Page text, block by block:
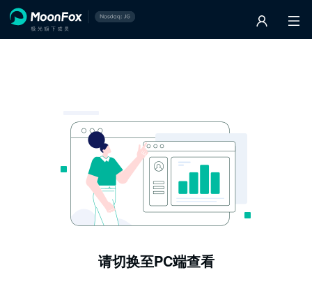
请切换至PC端查看